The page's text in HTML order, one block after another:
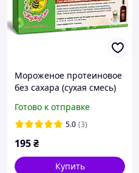
Мороженое протеиновое
без сахара (сухая смесь)
ЖуЖуля, 90 г
Готово к отправке
5.0 (3)
195₴
Купить